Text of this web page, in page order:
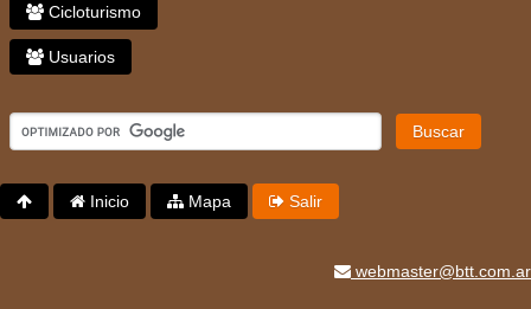
Cicloturismo
Usuarios
Buscar
Inicio Mapa Salir
webmaster@btt.com.ar